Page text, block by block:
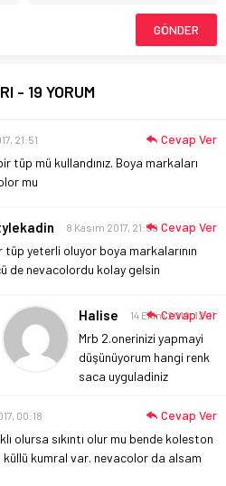
- 19 YORUM
21:51
tüp mü kullandınız. Boya markaları
mu
Cevap Ver
8 Kasım 2017, 21:59
tüp yeterli oluyor boya markalarının
de nevacolordu kolay gelsin
Cevap Ver
Halise 14 Ekim 2019, 12:11
Mrb 2.onerinizi yapmayi
düşünüyorum hangi renk
saca uyguladiniz
Cevap Ver
00:18
olursa sıkıntı olur mu bende koleston
küllü kumral var. nevacolor da alsam
Cevap Ver